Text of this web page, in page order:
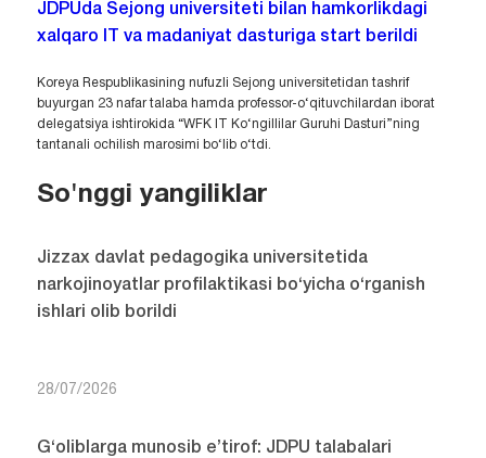
JDPUda Sejong universiteti bilan hamkorlikdagi
xalqaro IT va madaniyat dasturiga start berildi
Koreya Respublikasining nufuzli Sejong universitetidan tashrif
buyurgan 23 nafar talaba hamda professor-o‘qituvchilardan iborat
delegatsiya ishtirokida “WFK IT Ko‘ngillilar Guruhi Dasturi”ning
tantanali ochilish marosimi bo‘lib o‘tdi.
So'nggi yangiliklar
Jizzax davlat pedagogika universitetida
narkojinoyatlar profilaktikasi bo‘yicha o‘rganish
ishlari olib borildi
28/07/2026
G‘oliblarga munosib e’tirof: JDPU talabalari